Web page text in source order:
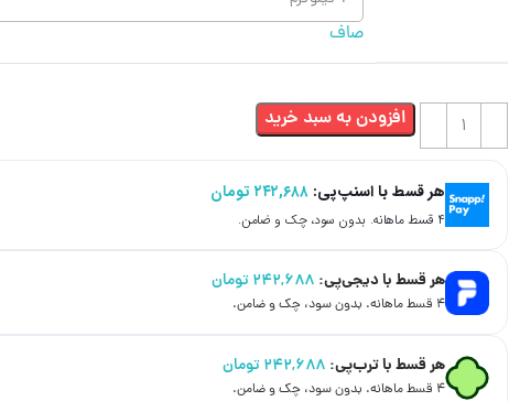
صاف
افزودن به سبد خرید
هر قسط با اسنپ‌پی: ۲۴۲,۶۸۸ تومان
۴ قسط ماهانه. بدون سود، چک و ضامن.
هر قسط با دیجی‌پی: ۲۴۲,۶۸۸تومان
۴ قسط ماهانه. بدون سود، چک و ضامن.
هر قسط با ترب‌پی: ۲۴۲,۶۸۸تومان
۴ قسط ماهانه. بدون سود، چک و ضامن.